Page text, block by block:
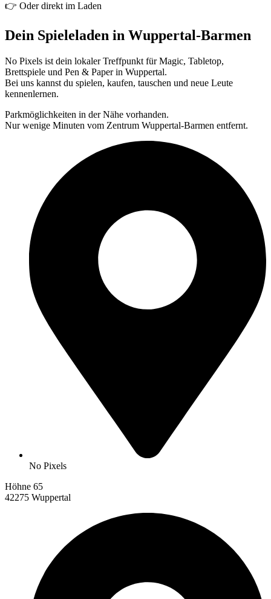
👉 Oder direkt im Laden
Dein Spieleladen in Wuppertal-Barmen
No Pixels ist dein lokaler Treffpunkt für Magic, Tabletop,
Brettspiele und Pen & Paper in Wuppertal.
Bei uns kannst du spielen, kaufen, tauschen und neue Leute
kennenlernen.
Parkmöglichkeiten in der Nähe vorhanden.
Nur wenige Minuten vom Zentrum Wuppertal-Barmen entfernt.
No Pixels
Höhne 65
42275 Wuppertal